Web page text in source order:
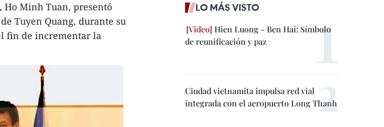
Ho Minh Tuan, presentó
Tuyen Quang, durante su
fin de incrementar la
LO MÁS VISTO
Hien Luong - Ben Hai: Símbolo
de reunificación y paz
Ciudad vietnamita impulsa red vial
integrada con el aeropuerto Long Thanh